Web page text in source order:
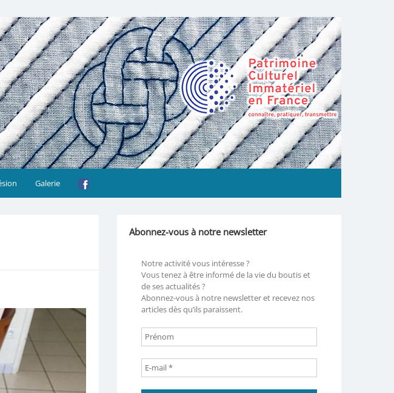
Galerie
Abonnez-vous à notre newsletter
Notre activité vous intéresse ?
Vous tenez à être informé de la vie du boutis et
de ses actualités ?
Abonnez-vous à notre newsletter et recevez nos
articles dès qu’ils paraissent.